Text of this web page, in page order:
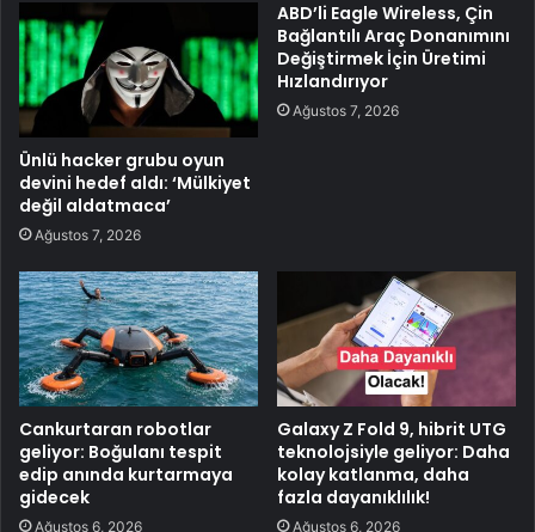
Ünlü hacker grubu oyun
devini hedef aldı: ‘Mülkiyet
değil aldatmaca’
Ağustos 7, 2026
ABD’li Eagle Wireless, Çin
Bağlantılı Araç Donanımını
Değiştirmek İçin Üretimi
Hızlandırıyor
Ağustos 7, 2026
Cankurtaran robotlar
geliyor: Boğulanı tespit
edip anında kurtarmaya
gidecek
Ağustos 6, 2026
Galaxy Z Fold 9, hibrit UTG
teknolojsiyle geliyor: Daha
kolay katlanma, daha
fazla dayanıklılık!
Ağustos 6, 2026